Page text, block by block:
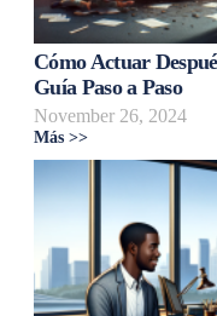
Cómo Actuar
Guía Paso a Paso
November 26, 2024
Más >>